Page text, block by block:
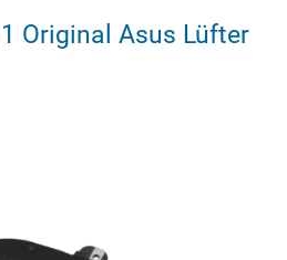
Original Asus Lüfter